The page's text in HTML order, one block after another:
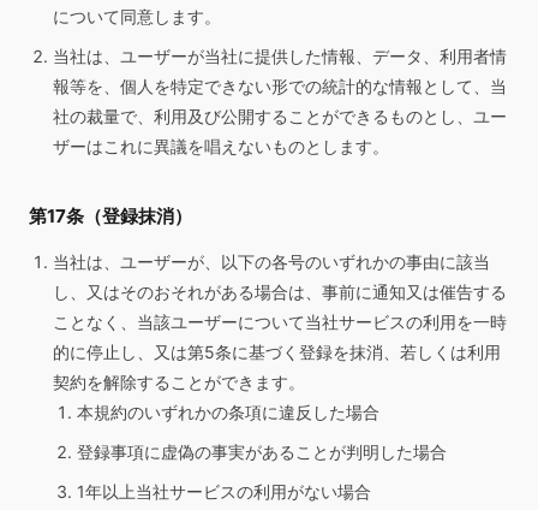
について同意します。
当社は、ユーザーが当社に提供した情報、データ、利用者情
報等を、個人を特定できない形での統計的な情報として、当
社の裁量で、利用及び公開することができるものとし、ユー
ザーはこれに異議を唱えないものとします。
第17条（登録抹消）
当社は、ユーザーが、以下の各号のいずれかの事由に該当
し、又はそのおそれがある場合は、事前に通知又は催告する
ことなく、当該ユーザーについて当社サービスの利用を一時
的に停止し、又は第5条に基づく登録を抹消、若しくは利用
契約を解除することができます。
本規約のいずれかの条項に違反した場合
登録事項に虚偽の事実があることが判明した場合
1年以上当社サービスの利用がない場合